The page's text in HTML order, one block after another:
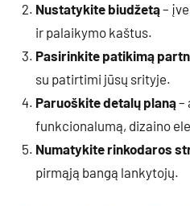
Nustatykite biudžetą–
ir palaikymo kaštus.
Pasirinkite patikimą
su patirtimi jūsų srityje.
Paruoškite detalų planą–
funkcionalumą, dizaino
Numatykite rinkodaros
pirmąją bangą lankytojų.